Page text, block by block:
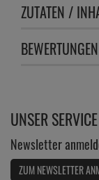
ZUTATEN /
BEWERTUNGEN
UNSER SERVICE
Newsletter
ZUM NEWSLETTER